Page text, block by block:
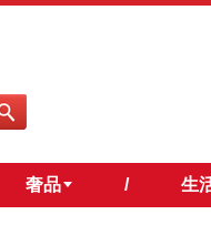
奢品 / 生